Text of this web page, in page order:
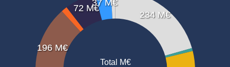
234 M€
196 M€
72 M€
37 M€
Total M€